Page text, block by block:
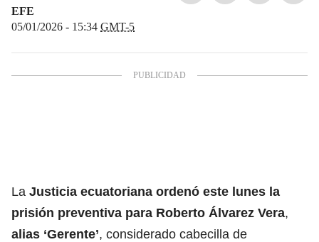
EFE
05/01/2026 - 15:34 GMT-5
La Justicia ecuatoriana ordenó este lunes la
prisión preventiva para Roberto Álvarez Vera,
alias ‘Gerente’, considerado cabecilla de